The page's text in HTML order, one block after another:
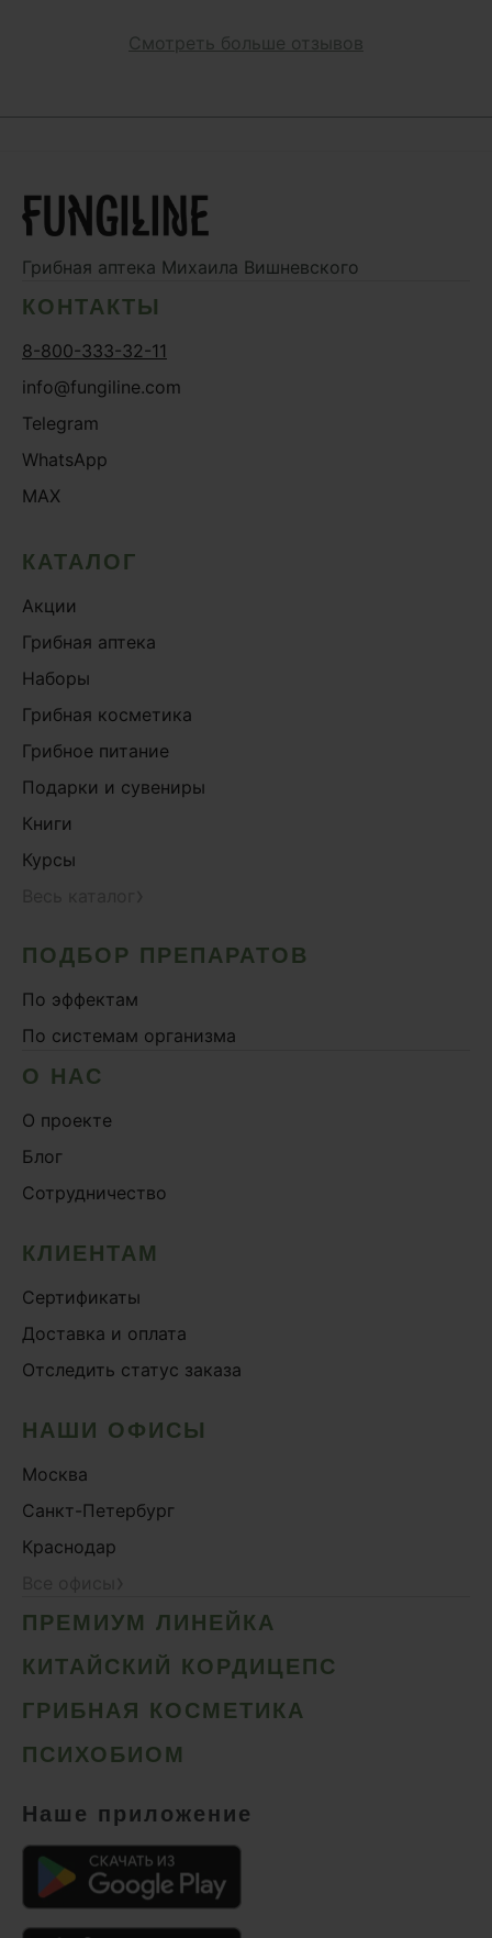
Смотреть больше отзывов
Грибная аптека Михаила Вишневского
КОНТАКТЫ
8-800-333-32-11
info@fungiline.com
Telegram
WhatsApp
MAX
КАТАЛОГ
Акции
Грибная аптека
Наборы
Грибная косметика
Грибное питание
Подарки и сувениры
Книги
Курсы
ПОДБОР ПРЕПАРАТОВ
По эффектам
По системам организма
О НАС
О проекте
Блог
Сотрудничество
КЛИЕНТАМ
Сертификаты
Доставка и оплата
Отследить статус заказа
НАШИ ОФИСЫ
Москва
Санкт-Петербург
Краснодар
ПРЕМИУМ ЛИНЕЙКА
КИТАЙСКИЙ КОРДИЦЕПС
ГРИБНАЯ КОСМЕТИКА
ПСИХОБИОМ
Наше приложение